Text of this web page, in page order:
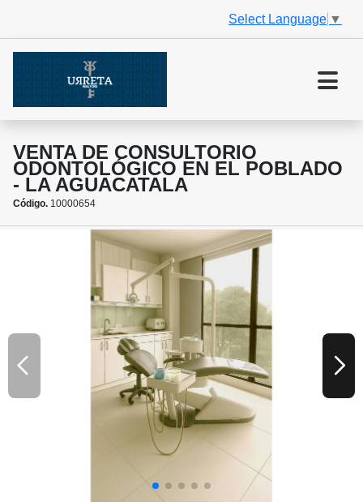
Select Language ▼
VENTA DE CONSULTORIO
ODONTOLÓGICO EN EL POBLADO
- LA AGUACATALA
Código. 10000654